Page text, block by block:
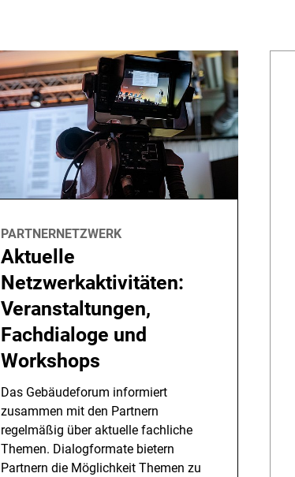
PARTNERNETZWERK
Aktuelle
Netzwerkaktivitäten:
Veranstaltungen,
Fachdialoge und
Workshops
Das Gebäudeforum informiert
zusammen mit den Partnern
regelmäßig über aktuelle fachliche
Themen. Dialogformate bietern
Partnern die Möglichkeit Themen zu